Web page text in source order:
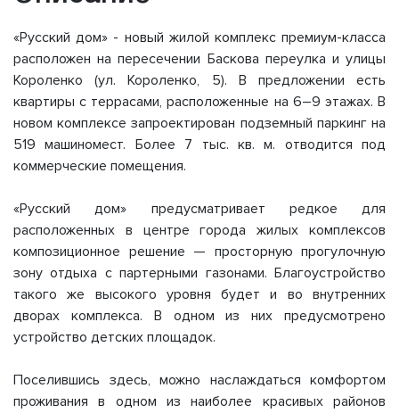
«Русский дом» - новый жилой комплекс премиум-класса
расположен на пересечении Баскова переулка и улицы
Короленко (ул. Короленко, 5). В предложении есть
квартиры с террасами, расположенные на 6–9 этажах. В
новом комплексе запроектирован подземный паркинг на
519 машиномест. Более 7 тыс. кв. м. отводится под
коммерческие помещения.
«Русский дом» предусматривает редкое для
расположенных в центре города жилых комплексов
композиционное решение — просторную прогулочную
зону отдыха с партерными газонами. Благоустройство
такого же высокого уровня будет и во внутренних
дворах комплекса. В одном из них предусмотрено
устройство детских площадок.
Поселившись здесь, можно наслаждаться комфортом
проживания в одном из наиболее красивых районов